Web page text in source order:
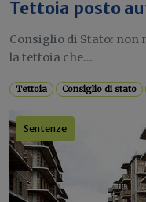
Tettoia posto
Consiglio di Stato: non
la tettoia che...
Tettoia Consiglio di stato
Sentenze